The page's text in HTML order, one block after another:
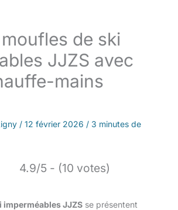
de ski
JJZS avec
mains
/ 12 février 2026 / 3 minutes de
4.9/5 - (10 votes)
imperméables JJZS se présentent